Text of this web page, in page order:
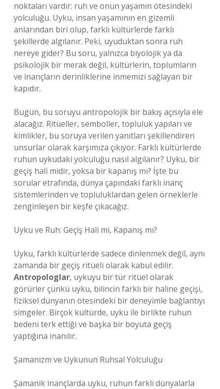
noktaları vardır: ruh ve onun yaşamın ötesindeki
yolculuğu. Uyku, insan yaşamının en gizemli
anlarından biri olup, farklı kültürlerde farklı
şekillerde algılanır. Peki, uyuduktan sonra ruh
nereye gider? Bu soru, yalnızca biyolojik ya da
psikolojik bir merak değil, kültürlerin, toplumların
ve inançların derinliklerine inmemizi sağlayan bir
kapıdır.
Bugün, bu soruyu antropolojik bir bakış açısıyla ele
alacağız. Ritüeller, semboller, topluluk yapıları ve
kimlikler, bu soruya verilen yanıtları şekillendiren
unsurlar olarak karşımıza çıkıyor. Farklı kültürlerde
ruhun uykudaki yolculuğu nasıl algılanır? Uyku, bir
geçiş hali midir, yoksa bir kapanış mı? İşte bu
sorular etrafında, dünya çapındaki farklı inanç
sistemlerinden ve topluluklardan gelen örneklerle
zenginleşen bir keşfe çıkacağız.
Uyku ve Ruh: Geçiş Hali mi, Kapanış mı?
Uyku, farklı kültürlerde sadece dinlenmek değil, aynı
zamanda bir geçiş ritüeli olarak kabul edilir.
Antropologlar, uykuyu bir tür ritüel olarak
görürler çünkü uyku, bilincin farklı bir haline geçişi,
fiziksel dünyanın ötesindeki bir deneyimle bağlantıyı
simgeler. Birçok kültürde, uyku ile birlikte ruhun
bedeni terk ettiği ve başka bir boyuta geçiş
yaptığına inanılır.
Şamanizm ve Uykunun Ruhsal Yolculuğu
Şamanik inançlarda uyku, ruhun farklı dünyalarla